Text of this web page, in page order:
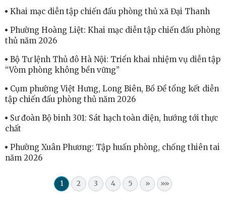
Khai mạc diễn tập chiến đấu phòng thủ xã Đại Thanh
Phường Hoàng Liệt: Khai mạc diễn tập chiến đấu phòng
thủ năm 2026
Bộ Tư lệnh Thủ đô Hà Nội: Triển khai nhiệm vụ diễn tập
“Vòm phòng không bền vững”
Cụm phường Việt Hưng, Long Biên, Bồ Đề tổng kết diễn
tập chiến đấu phòng thủ năm 2026
Sư đoàn Bộ binh 301: Sát hạch toàn diện, hướng tới thực
chất
Phường Xuân Phương: Tập huấn phòng, chống thiên tai
năm 2026
1 2 3 4 5 » »»